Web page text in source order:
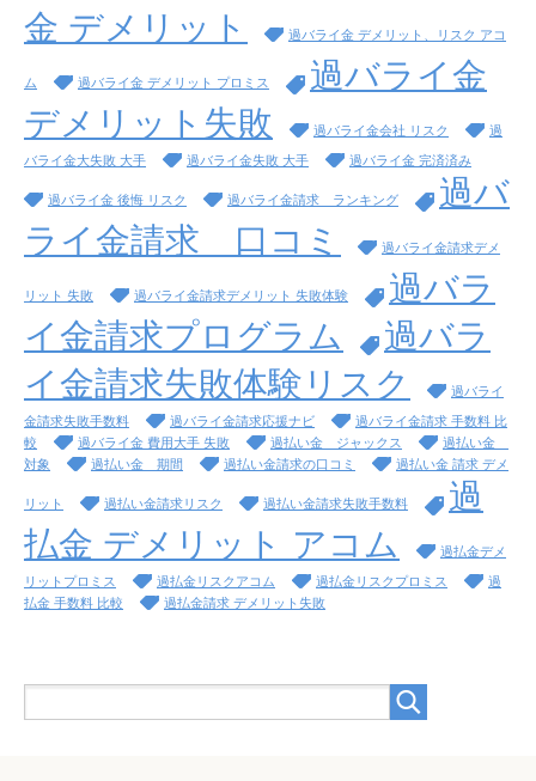
金 デメリット
過バライ金 デメリット、リスク アコ
ム 過バライ金 デメリット プロミス
過バライ金
デメリット失敗
過バライ金会社 リスク 過
バライ金大失敗 大手 過バライ金失敗 大手 過バライ金 完済済み
過バライ金 後悔 リスク 過バライ金請求 ランキング
過バ
ライ金請求 口コミ
過バライ金請求デメ
リット 失敗 過バライ金請求デメリット 失敗体験
過バラ
イ金請求プログラム
過バラ
イ金請求失敗体験リスク
過バライ
金請求失敗手数料 過バライ金請求応援ナビ
過バライ金請求 手数料 比
較
過バライ金 費用大手 失敗 過払い金 ジャックス
過払い金
対象
過払い金 期間 過払い金請求の口コミ 過払い金 請求 デメ
リット 過払い金請求リスク 過払い金請求失敗手数料
過
払金 デメリット アコム
過払金デメ
リットプロミス 過払金リスクアコム 過払金リスクプロミス
過
払金 手数料 比較
過払金請求 デメリット失敗